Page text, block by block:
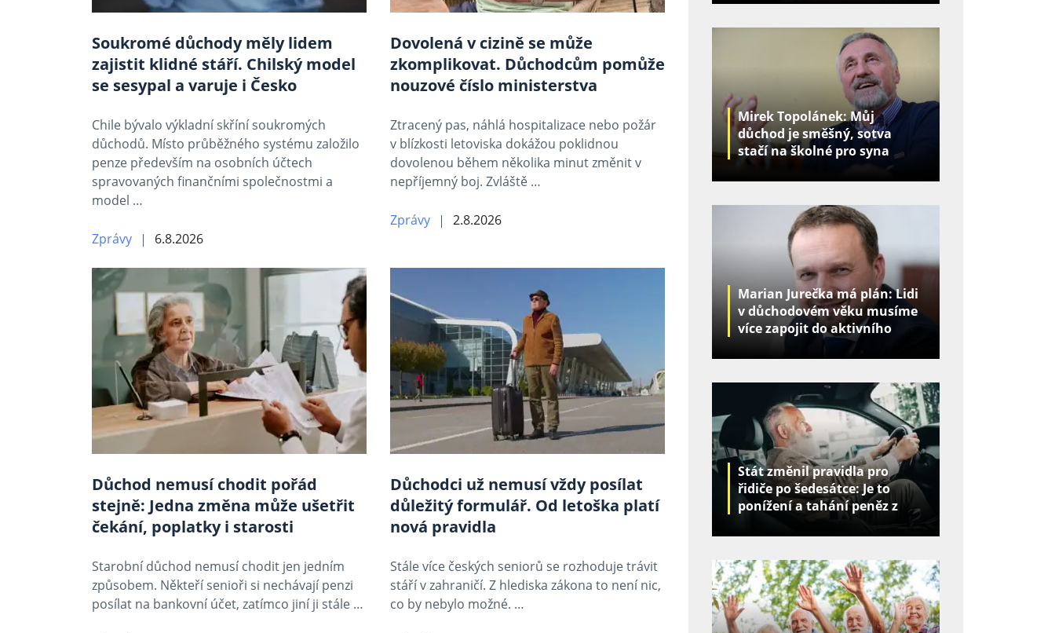
Soukromé důchody měly lidem
zajistit klidné stáří. Chilský model
se sesypal a varuje i Česko
Chile bývalo výkladní skříní soukromých
důchodů. Místo průběžného systému založilo
penze především na osobních účtech
spravovaných finančními společnostmi a
model …
Zprávy 6.8.2026
Dovolená v cizině se může
zkomplikovat. Důchodcům pomůže
nouzové číslo ministerstva
Ztracený pas, náhlá hospitalizace nebo požár
v blízkosti letoviska dokážou poklidnou
dovolenou během několika minut změnit v
nepříjemný boj. Zvláště …
Zprávy 2.8.2026
Důchod nemusí chodit pořád
stejně: Jedna změna může ušetřit
čekání, poplatky i starosti
Starobní důchod nemusí chodit jen jedním
způsobem. Někteří senioři si nechávají penzi
posílat na bankovní účet, zatímco jiní ji stále …
Důchodci už nemusí vždy posílat
důležitý formulář. Od letoška platí
nová pravidla
Stále více českých seniorů se rozhoduje trávit
stáří v zahraničí. Z hlediska zákona to není nic,
co by nebylo možné. …
Mirek Topolánek: Můj
důchod je směšný, sotva
stačí na školné pro syna
Marian Jurečka má plán: Lidi
v důchodovém věku musíme
více zapojit do aktivního
Stát změnil pravidla pro
řidiče po šedesátce: Je to
ponížení a tahání peněz z